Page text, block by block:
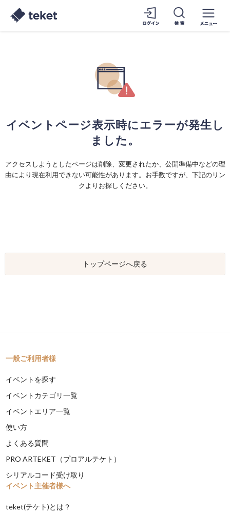
イベントページ表示時にエラーが発生し
ました。
アクセスしようとしたページは削除、変更されたか、公開準備中などの理
由により現在利用できない可能性があります。お手数ですが、下記のリン
クよりお探しください。
トップページへ戻る
一般ご利用者様
イベントを探す
イベントカテゴリ一覧
イベントエリア一覧
使い方
よくある質問
PRO ARTEKET（プロアルテケト）
シリアルコード受け取り
イベント主催者様へ
teket(テケト)とは？